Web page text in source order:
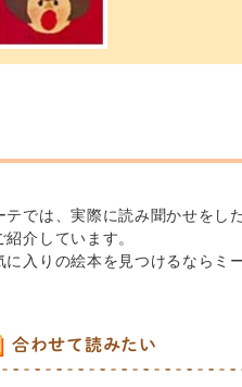
テでは、実際に読み聞かせをし
紹介しています。
に入りの絵本を見つけるならミ
合わせて読みたい